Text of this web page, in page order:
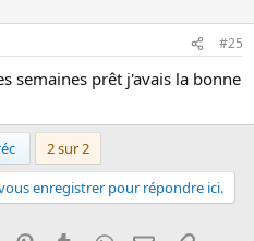
#25
semaines prêt j'avais la bonne
2 sur 2
enregistrer pour répondre ici.